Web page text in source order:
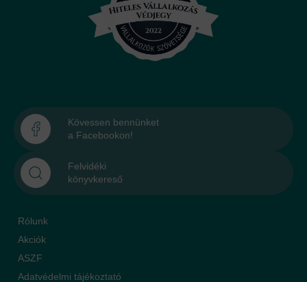
Kövessen bennünket
a Facebookon!
Felvidéki
könyvkereső
Rólunk
Akciók
ASZF
Adatvédelmi tájékoztató